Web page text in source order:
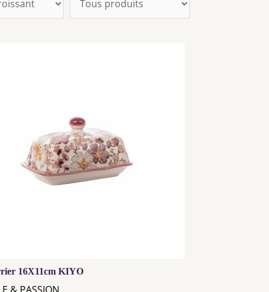
16X11cm KIYO
& PASSION